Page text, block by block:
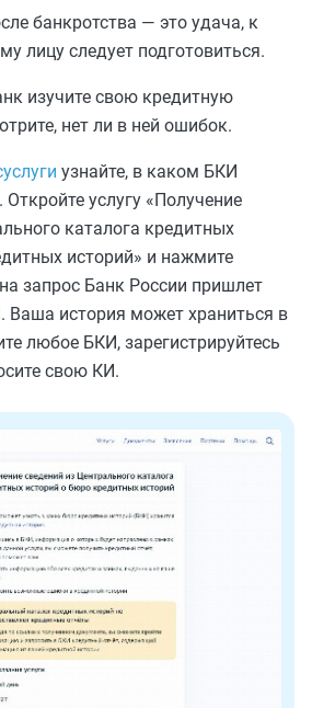
банкротства — это удача, к
лицу следует подготовиться.
изучите свою кредитную
нет ли в ней ошибок.
узнайте, в каком БКИ
услугу «Получение
каталога кредитных
историй» и нажмите
запрос Банк России пришлет
история может храниться в
любое БКИ, зарегистрируйтесь
свою КИ.